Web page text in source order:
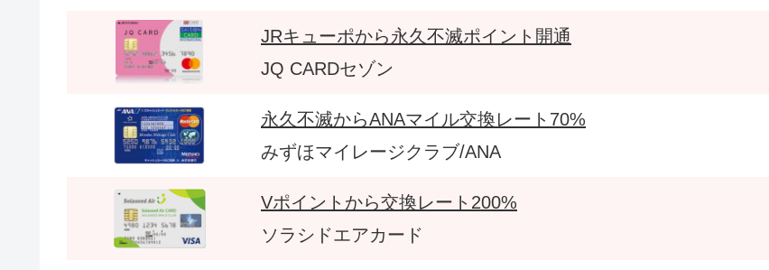
JRキューポから永久不滅ポイント開通
JQ CARDセゾン
永久不滅からANAマイル交換レート70%
みずほマイレージクラブ/ANA
Vポイントから交換レート200%
ソラシドエアカード